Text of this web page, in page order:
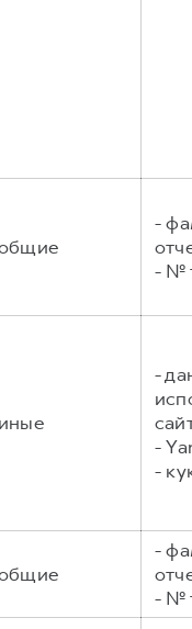
-
- №
иные
-
-
-
-
- №